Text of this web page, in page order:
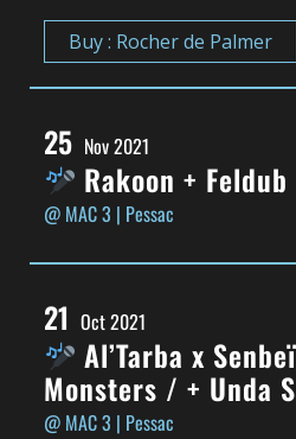
Buy : Rocher de Palmer
25 Nov 2021
Rakoon + Feldub
@ MAC 3 | Pessac
21 Oct 2021
Al’Tarba x
Monsters / + Unda
@ MAC 3 | Pessac